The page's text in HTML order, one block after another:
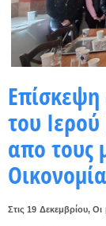
του
απο τους
Στις 19 Δεκεμβρίου,